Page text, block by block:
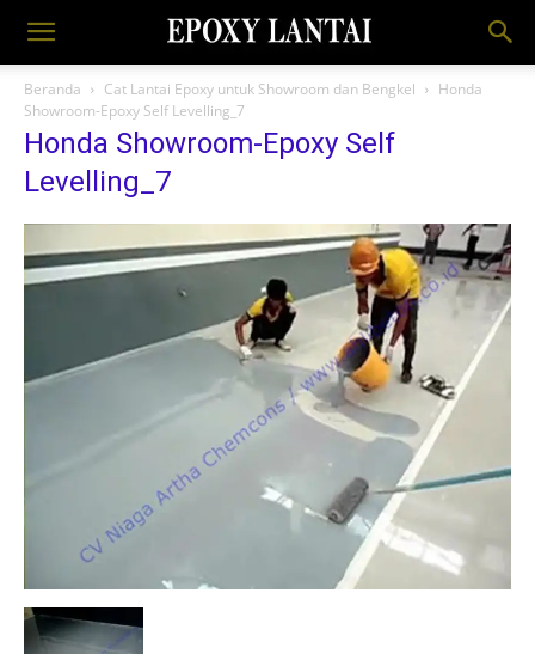
Beranda Cat Lantai Epoxy untuk Showroom dan Bengkel
Honda
Showroom-Epoxy Self Levelling_7
Honda Showroom-Epoxy Self
Levelling_7